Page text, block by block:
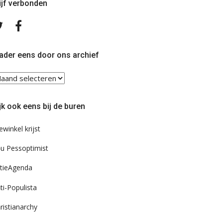
verbonden
Volg
TwitterFacebook
eens door ons archief
ook eens bij de buren
krijst
Pessoptimist
Populista